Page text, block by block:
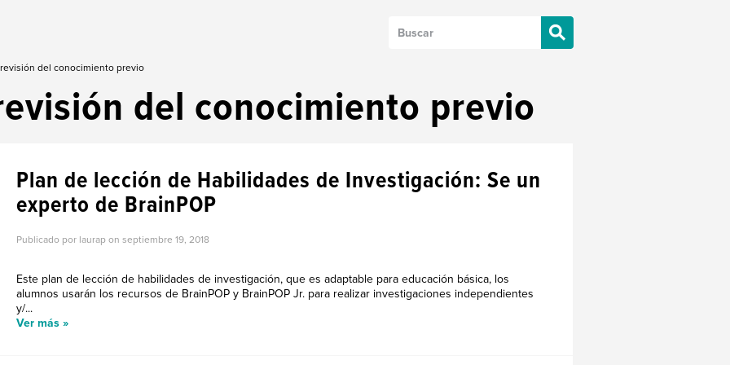
del conocimiento previo
del conocimiento previo
Plan de lección de Habilidades de Investigación: Se un
experto de BrainPOP
Publicado por laurap on septiembre 19, 2018
Este plan de lección de habilidades de investigación, que es adaptable para educación básica, los
alumnos usarán los recursos de BrainPOP y BrainPOP Jr. para realizar investigaciones independientes
y/...
Ver más »